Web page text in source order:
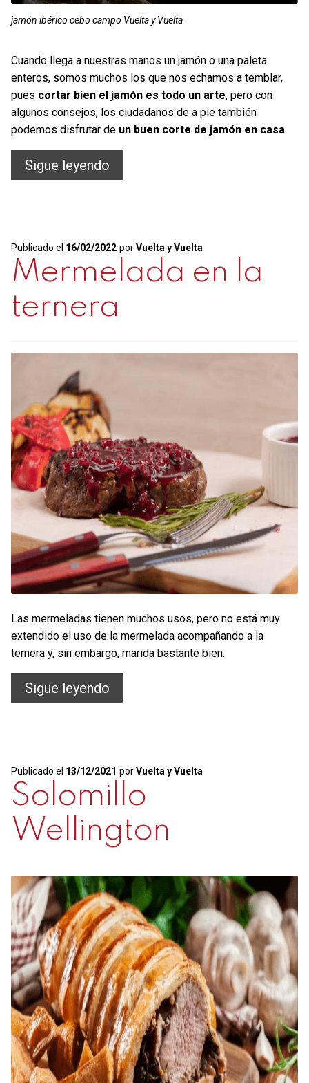
jamón ibérico cebo campo Vuelta y Vuelta
Cuando llega a nuestras manos un jamón o una paleta
enteros, somos muchos los que nos echamos a temblar,
pues cortar bien el jamón es todo un arte, pero con
algunos consejos, los ciudadanos de a pie también
podemos disfrutar de un buen corte de jamón en casa.
Sigue leyendo
jamón
Publicado el 16/02/2022 porVuelta y Vuelta
Mermelada en la
ternera
Las mermeladas tienen muchos usos, pero no está muy
extendido el uso de la mermelada acompañando a la
ternera y, sin embargo, marida bastante bien.
Sigue leyendo
Publicado el 13/12/2021 porVuelta y Vuelta
Solomillo
Wellington